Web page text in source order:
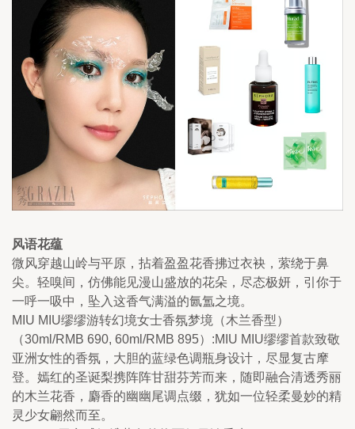
风语花蕴
微风穿越山岭与平原，拈着盈盈花香拂过衣袂，萦绕于鼻
尖。轻嗅间，仿佛能见漫山盛放的花朵，尽态极妍，引你于
一呼一吸中，坠入这香气满溢的氤氲之境。
MIU MIU缪缪游转幻境女士香氛梦境（木兰香型）
（30ml/RMB 690, 60ml/RMB 895）:MIU MIU缪缪首款致敬
亚洲女性的香氛，大胆的蓝绿色调瓶身设计，尽显复古摩
登。嫣红的圣诞梨携阵阵甘甜芬芳而来，随即融合清透秀丽
的木兰花香，麝香的幽幽尾调点缀，犹如一位轻柔曼妙的精
灵少女翩然而至。